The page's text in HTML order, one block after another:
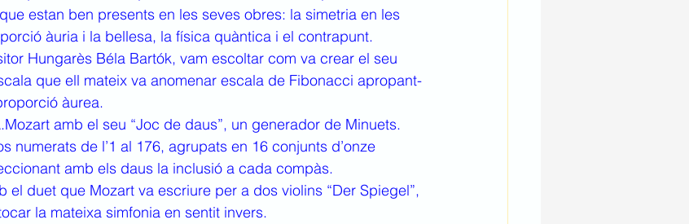
estan ben presents en les seves obres: la simetria en les
àuria i la bellesa, la física quàntica i el contrapunt.
Hungarès Béla Bartók, vam escoltar com va crear el seu
que ell mateix va anomenar escala de Fibonacci apropant-
àurea.
amb el seu “Joc de daus”, un generador de Minuets.
numerats de l’1 al 176, agrupats en 16 conjunts d’onze
amb els daus la inclusió a cada compàs.
el duet que Mozart va escriure per a dos violins “Der Spiegel”,
la mateixa simfonia en sentit invers.